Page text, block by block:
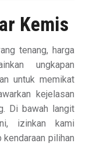
Kemis
tenang, harga
ungkapan
untuk memikat
kejelasan
Di bawah langit
izinkan kami
pilihan